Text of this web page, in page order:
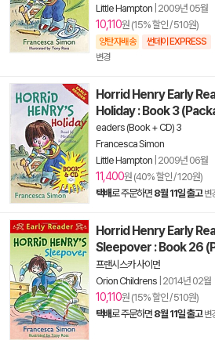
Little Hampton 2009년 05월
10,110원 (15% 할인 / 510원)
양탄자배송 썬데이 EXPRESS
변경
Horrid Henry Early
Holiday : Book 3
eaders (Book + CD) 3
Francesca Simon
Little Hampton 2009년 06월
11,400원 (40% 할인 / 120원)
택배로 주문하면 8월 11일 출고 변
Horrid Henry Early
Sleepover : Book 26
프랜시스카 사이먼
Orion Childrens 2014년 02월
10,110원 (15% 할인 / 510원)
택배로 주문하면 8월 11일 출고 변